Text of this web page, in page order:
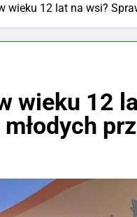
wieku 12 lat na wsi?
wieku 12